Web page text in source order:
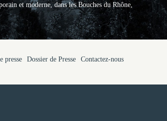
et moderne, dans les Bouches du Rhône,
presse Dossier de Presse Contactez-nous